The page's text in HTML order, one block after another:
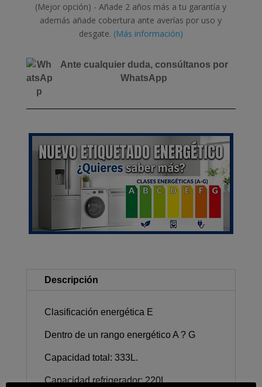
(Mejor opción) - Añade 2 años más a tu garantía y
además añade cobertura ante averías por uso y
desgate. (Más información)
Ante cualquier duda, consúltanos por
WhatsApp
Descripción
Clasificación energética E
Dentro de un rango energético A ? G
Capacidad total: 333L.
Capacidad refrigerador: 220L.